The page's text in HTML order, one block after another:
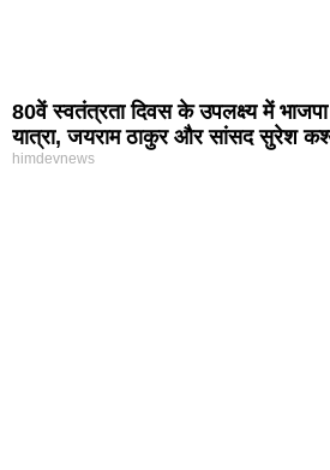
80वें स्वतंत्रता दिवस के उपलक्ष्य में
यात्रा, जयराम ठाकुर और सांसद सुरेश
himdevnews